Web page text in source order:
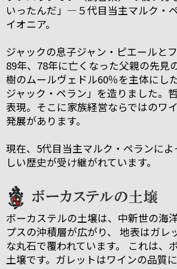
いったんだ」―５代目当主マルク・
イオニア。
ジャックの息子ジャン・ピエールと
89年、78年に亡くなった父親の先見
樹のムールヴェドル60％を主体にし
ジャック・ペラン」を造りました。
表現。そこに家族経営ならではのワ
発展があります。
現在、5代目当主マルク・ペランによ
しい歴史が受け継がれています。
ボーカステルの土壌は、中新世の海
プスの沖積層が広がり、 地表はガレ
な丸石で覆われています。 これは、
土壌です。ガレットはワインの品質